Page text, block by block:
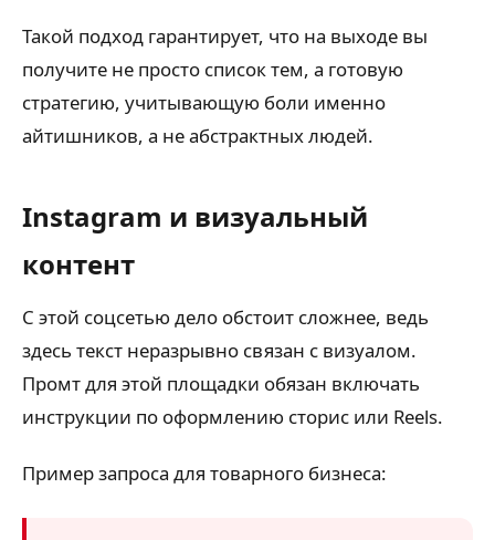
Такой подход гарантирует, что на выходе вы
получите не просто список тем, а готовую
стратегию, учитывающую боли именно
айтишников, а не абстрактных людей.
Instagram и визуальный
контент
С этой соцсетью дело обстоит сложнее, ведь
здесь текст неразрывно связан с визуалом.
Промт для этой площадки обязан включать
инструкции по оформлению сторис или Reels.
Пример запроса для товарного бизнеса: